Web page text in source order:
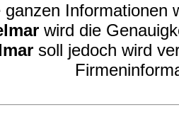
ganzen Informationen
wird die
soll jedoch wird